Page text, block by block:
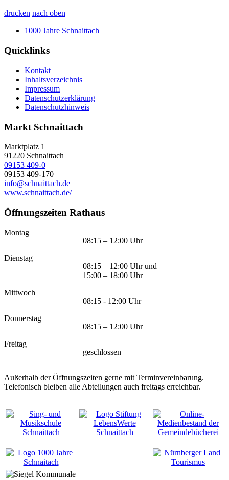
drucken nach oben
1000 Jahre Schnaittach
Quicklinks
Kontakt
Inhaltsverzeichnis
Impressum
Datenschutzerklärung
Datenschutzhinweis
Markt Schnaittach
Marktplatz 1
91220 Schnaittach
09153 409-0
09153 409-170
info@schnaittach.de
www.schnaittach.de/
Öffnungszeiten Rathaus
Montag
08:15 – 12:00 Uhr
Dienstag
08:15 – 12:00 Uhr und
15:00 – 18:00 Uhr
Mittwoch
08:15 - 12:00 Uhr
Donnerstag
08:15 – 12:00 Uhr
Freitag
geschlossen
Außerhalb der Öffnungszeiten gerne mit Terminvereinbarung.
Telefonisch bleiben alle Abteilungen auch freitags erreichbar.